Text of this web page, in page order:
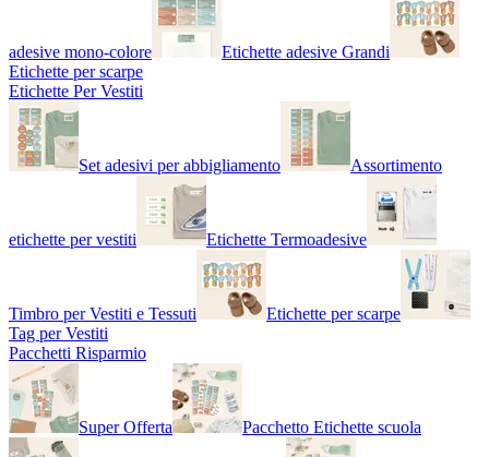
adesive mono-colore
Etichette adesive Grandi
Etichette per scarpe
Etichette Per Vestiti
Set adesivi per abbigliamento Assortimento
etichette per vestiti Etichette Termoadesive
Timbro per Vestiti e Tessuti
Etichette per scarpe
Tag per Vestiti
Pacchetti Risparmio
Super Offerta Pacchetto Etichette scuola